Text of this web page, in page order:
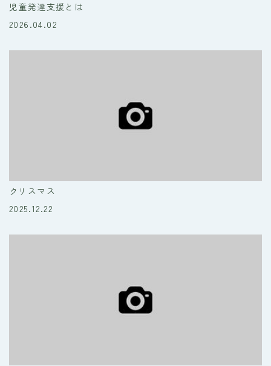
児童発達支援とは
2026.04.02
クリスマス
2025.12.22